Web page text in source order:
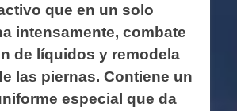
que en un solo
intensamente, combate
de líquidos y remodela
las piernas. Contiene un
especial que da